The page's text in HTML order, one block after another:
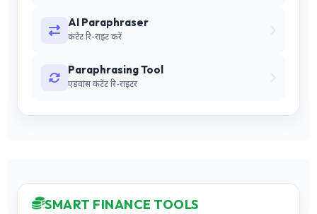
AI Paraphraser
कंटेंट रि-राइट करें
Paraphrasing Tool
एडवांस कंटेंट रि-राइटर
SMART FINANCE TOOLS